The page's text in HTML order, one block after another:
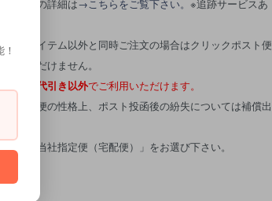
ポストの詳細は→こちらをご覧下さい。 ※追跡サービスあ
応可アイテム以外と同時ご注文の場合はクリックポスト便
用いただけません。
代引き以外でご利用いただけます。
ポスト便の性格上、ポスト投函後の紛失については補償出
方は「当社指定便（宅配便）」をお選び下さい。